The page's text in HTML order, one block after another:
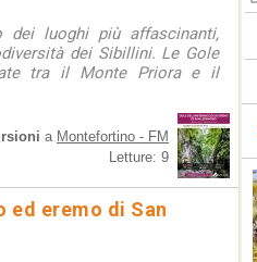
dei luoghi più affascinanti,
dei Sibillini. Le Gole
tra il Monte Priora e il
a Montefortino - FM
Letture: 9
ed eremo di San